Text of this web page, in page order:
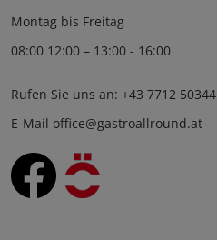
Montag bis Freitag
08:00 12:00 – 13:00 - 16:00
Rufen Sie uns an: +43 7712 50344
E-Mail office@gastroallround.at